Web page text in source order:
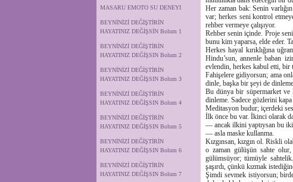
MASARU EMOTO SU DENEYI
BEYNİNİZİ DEĞİŞTİRİN
HAYATINIZ DEĞİŞSİN Bolum 1
BEYNİNİZİ DEĞİŞTİRİN
HAYATINIZ DEĞİŞSIN Bolum 2
BEYNİNİZİ DEĞİŞTİRİN
HAYATINIZ DEĞİŞSIN Bolum 3
BEYNİNİZİ DEĞİŞTİRİN
HAYATINIZ DEĞİŞSIN Bolum 4
BEYNİNİZİ DEĞİŞTİRİN
HAYATINIZ DEĞİŞSIN Bolum 5
BEYNİNİZİ DEĞİŞTİRİN
HAYATINIZ DEĞİŞSIN Bolum 6
BEYNİNİZİ DEĞİŞTİRİN
HAYATINIZ DEĞİŞSIN Bolum 7
Her zaman bak: Senin
var; herkes seni kontrol
rehber vermeye çalışıyor.
Rehber senin içinde. Proje
bunu kim yaparsa, elde eder.
Herkes hayal kırıklığına
Hindu’sun, annenle baban
evlendin, herkes kabul etti, bir
Fahişelere gidiyorsun; ama
dinle, başka bir şeyi de
Bu dünya bir süpermarket ve
dinleme. Sadece gözlerini
Meditasyon budur; içerdeki
İlk önce bu var. İkinci olarak
— ancak ilkini yaptıysan bu
— asla maske kullanma.
Kızgınsan, kızgın ol. Riskli
o zaman gülüşün sahte
gülümsüyor; tümüyle
şaşırdı, çünkü kızmak
Şimdi sevmek istiyorsun;